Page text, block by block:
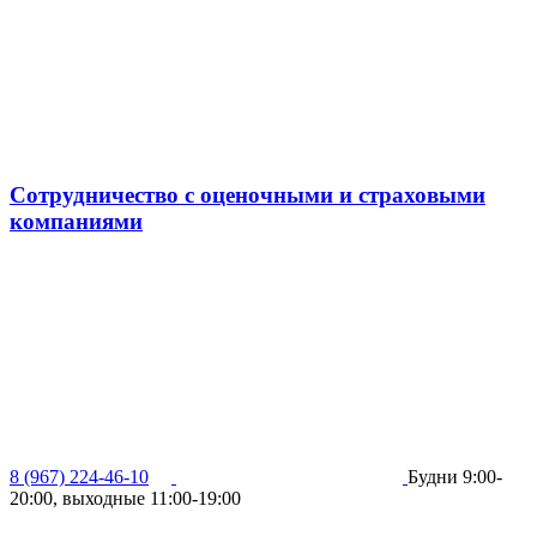
Сотрудничество с оценочными и страховыми
компаниями
8 (967) 224-46-10
Будни 9:00-
20:00, выходные 11:00-19:00